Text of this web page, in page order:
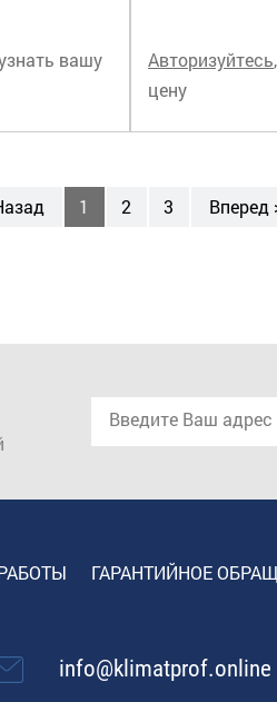
вашу
Авторизуйтесь
цену
1 2 3 Вперед
ГАРАНТИЙНОЕ
info@klimatprof.online